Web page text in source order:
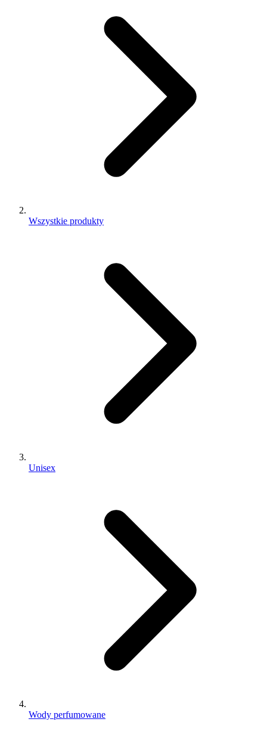
Wszystkie produkty
Unisex
Wody perfumowane